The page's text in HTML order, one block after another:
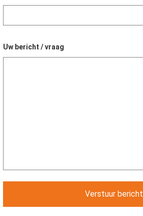
Uw bericht / vraag
Verstuur bericht